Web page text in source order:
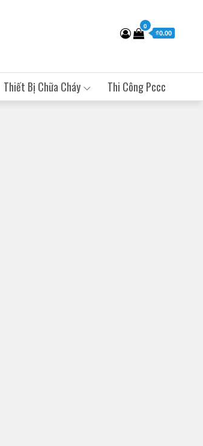
0
₫0.00
Thiết Bị Chữa Cháy Thi Công Pccc